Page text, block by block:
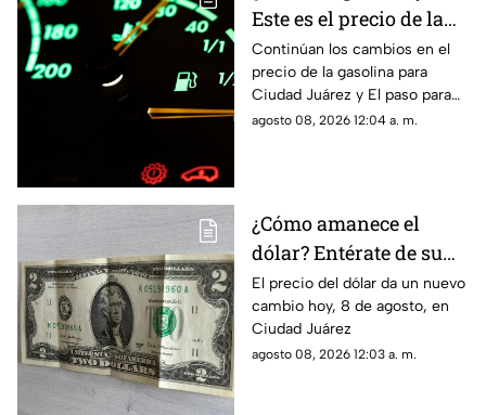
Este es el precio de la
gasolina para Ciudad
Juárez y El Paso
Continúan los cambios en el
precio de la gasolina para
Ciudad Juárez y El paso para
hoy, 8 de agosto
agosto 08, 2026 12:04 a. m.
¿Cómo amanece el
dólar? Entérate de su
precio hoy, 8 de agosto,
en Ciudad Juárez
El precio del dólar da un nuevo
cambio hoy, 8 de agosto, en
Ciudad Juárez
agosto 08, 2026 12:03 a. m.